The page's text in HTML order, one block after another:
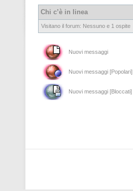
Chi c’è in linea
Visitano il forum: Nessuno e 1 ospite
Nuovi messaggi
Nuovi messaggi [Popolari]
Nuovi messaggi [Bloccati]